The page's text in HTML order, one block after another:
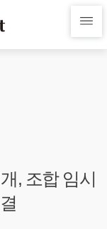
, 조합 임시